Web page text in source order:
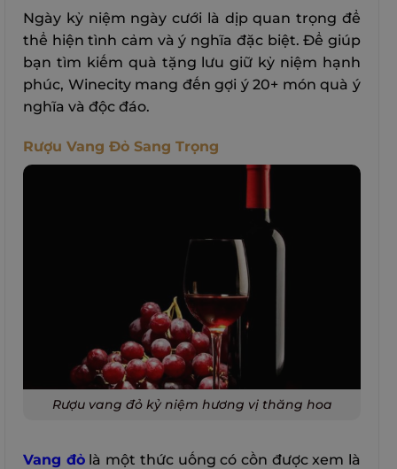
Ngày kỷ niệm ngày cưới là dịp quan trọng để
thể hiện tình cảm và ý nghĩa đặc biệt. Để giúp
bạn tìm kiếm quà tặng lưu giữ kỷ niệm hạnh
phúc, Winecity mang đến gợi ý 20+ món quà ý
nghĩa và độc đáo.
Rượu Vang Đỏ Sang Trọng
Rượu vang đỏ kỷ niệm hương vị thăng hoa
Vang đỏlà một thức uống có cồn được xem là